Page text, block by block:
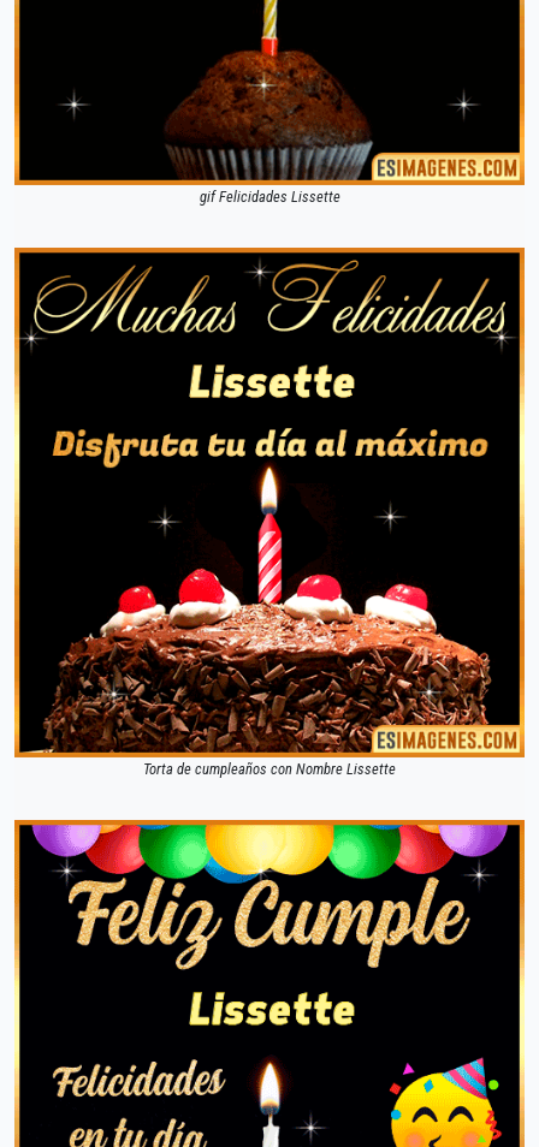
gif Felicidades Lissette
Torta de cumpleaños con Nombre Lissette